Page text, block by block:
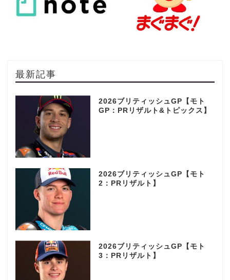
最新記事
2026ブリティッシュGP【モト
GP：PRリザルト&トピックス】
2026ブリティッシュGP【モト
2：PRリザルト】
2026ブリティッシュGP【モト
3：PRリザルト】